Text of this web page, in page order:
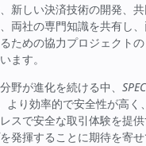
新しい決済技術の開発、
両社の専門知識を共有し
ための協力プロジェクト
ます。
野が進化を続ける中、
より効率的で安全性が高く
スで安全な取引体験を提
発揮することに期待を寄せ